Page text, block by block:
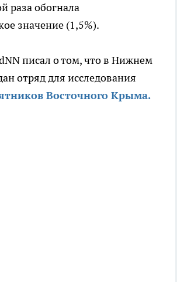
раза обогнала
значение (1,5%).
писал о том, что в Нижнем
отряд для исследования
Восточного Крыма.